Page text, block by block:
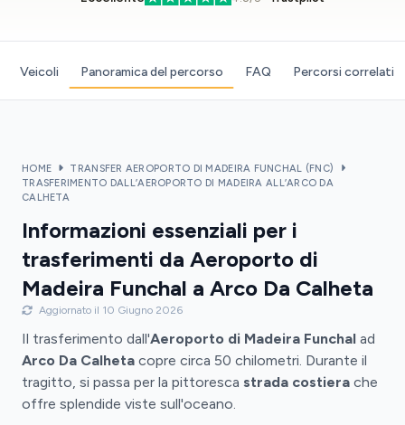
Veicoli Panoramica del percorso FAQ Percorsi correlati
HOME
TRANSFER AEROPORTO DI MADEIRA FUNCHAL (FNC)
TRASFERIMENTO DALL’AEROPORTO DI MADEIRA ALL’ARCO DA
CALHETA
Informazioni essenziali per i
trasferimenti da Aeroporto di
Madeira Funchal a Arco Da Calheta
Aggiornato il 10 Giugno 2026
Il trasferimento dall'Aeroporto di Madeira Funchal ad
Arco Da Calheta copre circa 50 chilometri. Durante il
tragitto, si passa per la pittoresca strada costiera che
offre splendide viste sull'oceano.